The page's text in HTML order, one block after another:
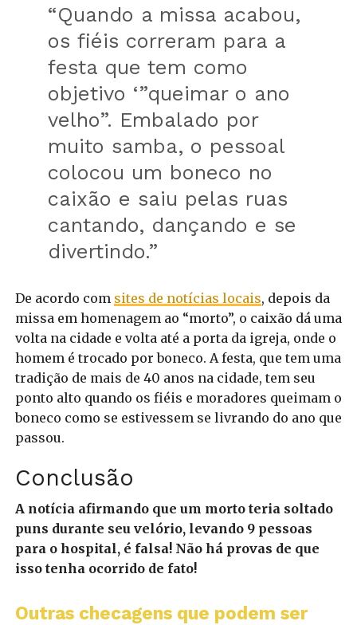
“Quando a missa acabou,
os fiéis correram para a
festa que tem como
objetivo ‘”queimar o ano
velho”. Embalado por
muito samba, o pessoal
colocou um boneco no
caixão e saiu pelas ruas
cantando, dançando e se
divertindo.”
De acordo com sites de notícias locais, depois da
missa em homenagem ao “morto”, o caixão dá uma
volta na cidade e volta até a porta da igreja, onde o
homem é trocado por boneco. A festa, que tem uma
tradição de mais de 40 anos na cidade, tem seu
ponto alto quando os fiéis e moradores queimam o
boneco como se estivessem se livrando do ano que
passou.
Conclusão
A notícia afirmando que um morto teria soltado
puns durante seu velório, levando 9 pessoas
para o hospital, é falsa! Não há provas de que
isso tenha ocorrido de fato!
Outras checagens que podem ser